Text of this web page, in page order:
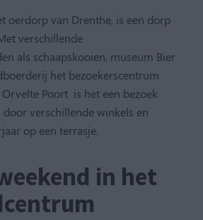
oerdorp van Drenthe, is een dorp
verschillende
als schaapskooien, museum Bier
het bezoekerscentrum
Poort is het een bezoek
door verschillende winkels en
op een terrasje.
in het